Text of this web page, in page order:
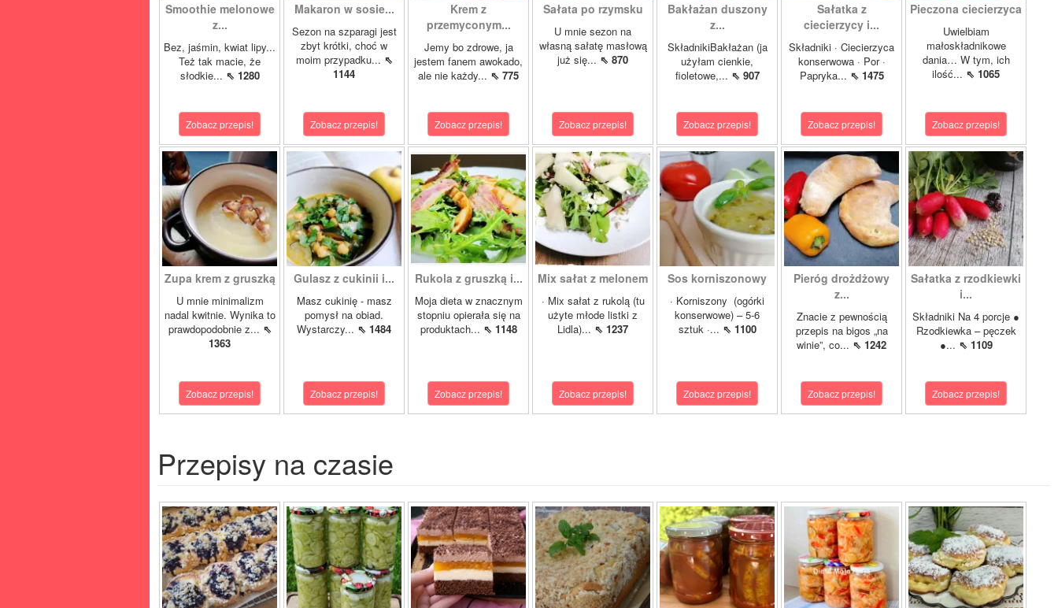
Smoothie melonowe
z...
Bez, jaśmin, kwiat lipy...
Też tak macie, że
słodkie... ⇖ 1280
Zobacz przepis!
Makaron w sosie...
Sezon na szparagi jest
zbyt krótki, choć w
moim przypadku... ⇖
1144
Zobacz przepis!
Krem z
przemyconym...
Jemy bo zdrowe, ja
jestem fanem awokado,
ale nie każdy... ⇖ 775
Zobacz przepis!
Sałata po rzymsku
U mnie sezon na
własną sałatę masłową
już się... ⇖ 870
Zobacz przepis!
Bakłażan duszony
z...
SkładnikiBakłażan (ja
użyłam cienkie,
fioletowe,... ⇖ 907
Zobacz przepis!
Sałatka z
ciecierzycy i...
Składniki · Ciecierzyca
konserwowa · Por ·
Papryka... ⇖ 1475
Zobacz przepis!
Pieczona ciecierzyca
Uwielbiam
małoskładnikowe
dania… W tym, ich
ilość... ⇖ 1065
Zobacz przepis!
Zupa krem z gruszką
U mnie minimalizm
nadal kwitnie. Wynika to
prawdopodobnie z... ⇖
1363
Zobacz przepis!
Gulasz z cukinii i...
Masz cukinię - masz
pomysł na obiad.
Wystarczy... ⇖ 1484
Zobacz przepis!
Rukola z gruszką i...
Moja dieta w znacznym
stopniu opierała się na
produktach... ⇖ 1148
Zobacz przepis!
Mix sałat z melonem
· Mix sałat z rukolą (tu
użyte młode listki z
Lidla)... ⇖ 1237
Zobacz przepis!
Sos korniszonowy
· Korniszony (ogórki
konserwowe) – 5-6
sztuk ·... ⇖ 1100
Zobacz przepis!
Pieróg drożdżowy
z...
Znacie z pewnością
przepis na bigos „na
winie”, co... ⇖ 1242
Zobacz przepis!
Sałatka z rzodkiewki
i...
Składniki Na 4 porcje ●
Rzodkiewka – pęczek
●... ⇖ 1109
Zobacz przepis!
Przepisy na czasie